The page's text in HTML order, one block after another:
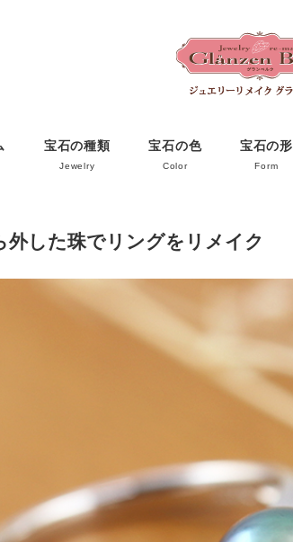
宝石の種類
Jewelry
宝石の色
Color
宝石の形
Form
した珠でリングをリメイク